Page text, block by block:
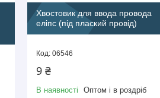
Хвостовик для ввода провода
еліпс (під плаский провід)
06546
9 ₴
В наявності Оптом і в роздріб